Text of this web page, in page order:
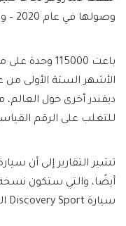
وصولها في عام 2020 – وهي الآن منتجها الأكثر شعبية رسميًا.
باعت 115000
ديفندر أخرى حول
للتغلب على الرقم
سيارة Discovery Sport السابقة.